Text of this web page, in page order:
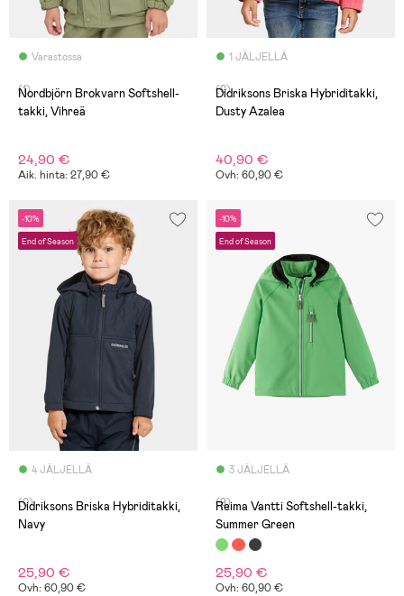
Varastossa
(1)
Nordbjörn Brokvarn Softshell-
takki, Vihreä
24,90 €
Aik. hinta: 27,90 €
1 JÄLJELLÄ
(0)
Didriksons Briska Hybriditakki,
Dusty Azalea
40,90 €
Ovh: 60,90 €
-10%
End of Season
4 JÄLJELLÄ
(0)
Didriksons Briska Hybriditakki,
Navy
25,90 €
Ovh: 60,90 €
-10%
End of Season
3 JÄLJELLÄ
(9)
Reima Vantti Softshell-takki,
Summer Green
25,90 €
Ovh: 60,90 €